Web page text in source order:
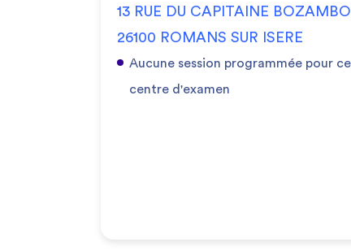
13 RUE DU CAPITAINE BOZAMBO
26100 ROMANS SUR ISERE
Aucune session programmée pour ce
centre d'examen